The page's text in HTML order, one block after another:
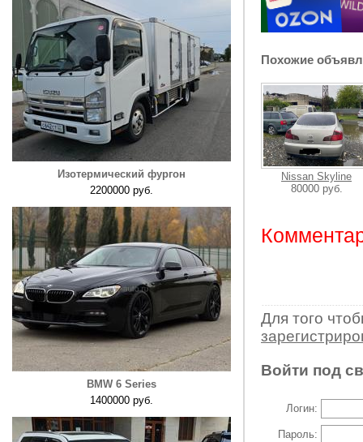
Изотермический фургон
2200000 руб.
BMW 6 Series
1400000 руб.
Похожие
Nissan Skyline
80000 руб.
Для того
Войти под
Логин:
Пароль: